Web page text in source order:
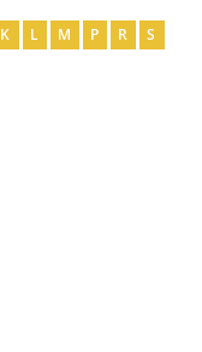
K L M P R
S